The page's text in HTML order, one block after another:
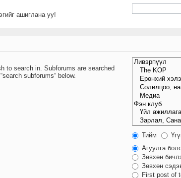
ашиглана уу!
to search in. Subforums are searched
subforums“ below.
Тийм
Агуулга
Зөвхөн
Зөвхөн
First post of